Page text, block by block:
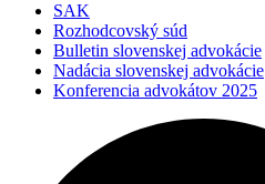
SAK
Rozhodcovský súd
Bulletin slovenskej advokácie
Nadácia slovenskej advokácie
Konferencia advokátov 2025